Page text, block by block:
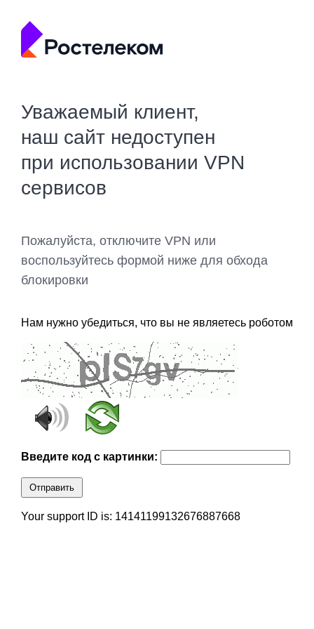
Уважаемый клиент,
наш сайт недоступен
при использовании VPN
сервисов
Пожалуйста, отключите VPN или
воспользуйтесь формой ниже для обхода
блокировки
Нам нужно убедиться, что вы не являетесь роботом
Введите код с картинки:
Отправить
Your support ID is: 14141199132676887668